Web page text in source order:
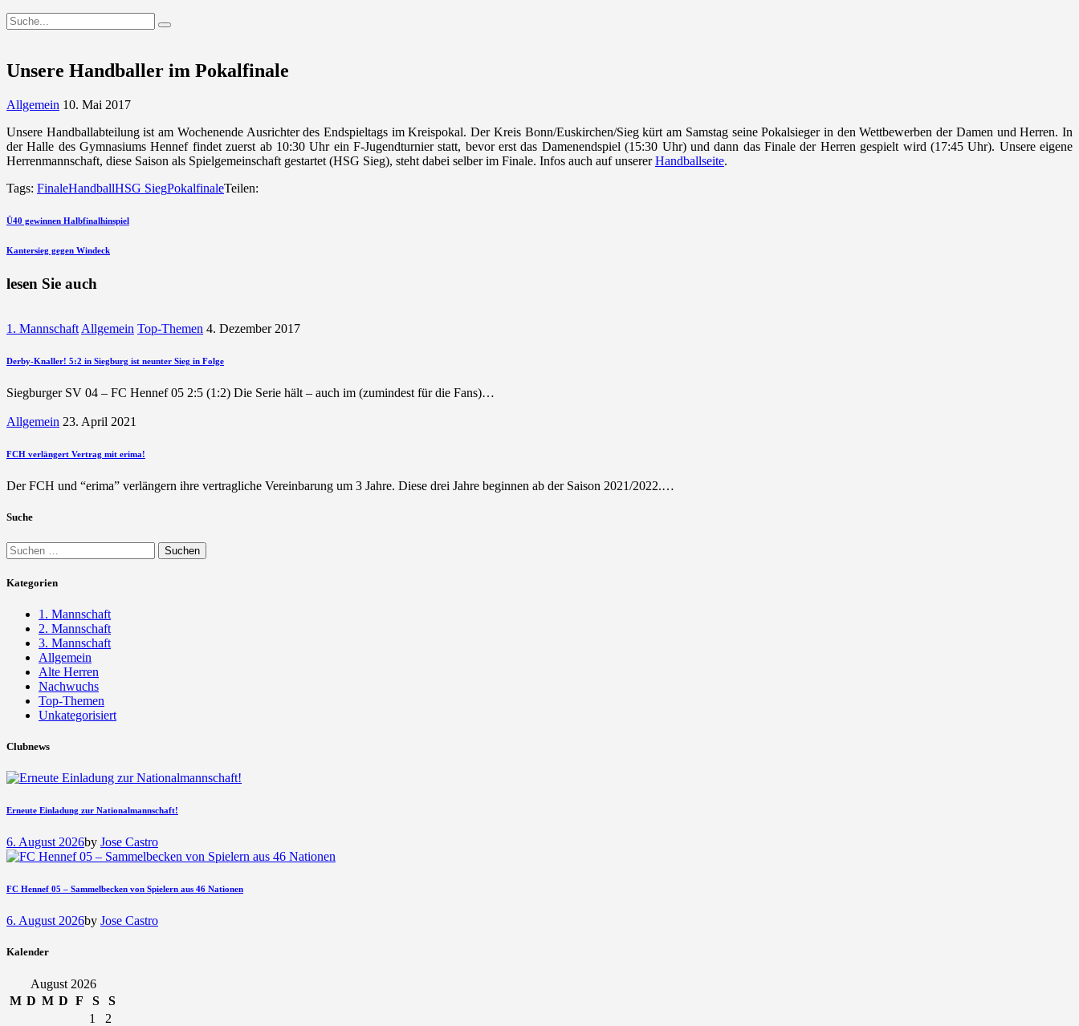
Unsere Handballer im Pokalfinale
Allgemein 10. Mai 2017
Unsere Handballabteilung ist am Wochenende Ausrichter des Endspieltags im Kreispokal. Der Kreis Bonn/Euskirchen/Sieg kürt am Samstag seine Pokalsieger in den Wettbewerben der Damen und Herren. In
der Halle des Gymnasiums Hennef findet zuerst ab 10:30 Uhr ein F-Jugendturnier statt, bevor erst das Damenendspiel (15:30 Uhr) und dann das Finale der Herren gespielt wird (17:45 Uhr). Unsere eigene
Herrenmannschaft, diese Saison als Spielgemeinschaft gestartet (HSG Sieg), steht dabei selber im Finale. Infos auch auf unsererHandballseite.
Tags: FinaleHandballHSG SiegPokalfinaleTeilen:
Beitragsnavigation
vorherigen
Ü40 gewinnen Halbfinalhinspiel
nächsten
Kantersieg gegen Windeck
lesen Sie auch
1. MannschaftAllgemein Top-Themen 4. Dezember 2017
Derby-Knaller! 5:2 in Siegburg ist neunter Sieg in Folge
Siegburger SV 04 – FC Hennef 05 2:5 (1:2) Die Serie hält – auch im (zumindest für die Fans)…
Allgemein 23. April 2021
FCH verlängert Vertrag mit erima!
Der FCH und “erima” verlängern ihre vertragliche Vereinbarung um 3 Jahre. Diese drei Jahre beginnen ab der Saison 2021/2022.…
Suche
Suchen
nach:
Kategorien
1. Mannschaft
2. Mannschaft
3. Mannschaft
Allgemein
Alte Herren
Nachwuchs
Top-Themen
Unkategorisiert
Clubnews
Erneute Einladung zur Nationalmannschaft!
6. August 2026by Jose Castro
FC Hennef 05 – Sammelbecken von Spielern aus 46 Nationen
6. August 2026by Jose Castro
Kalender
August 2026
M D M D F S
S
1
2